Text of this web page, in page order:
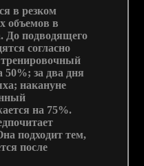
в резком
объемов в
До подводящего
согласно
тренировочный
50%; за два дня
накануне
на 75%.
подходит тем,
после